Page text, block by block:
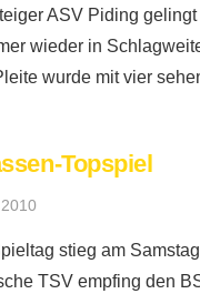
ASV Piding
wieder in
wurde mit vier
Topspiel
stieg am
TSV empfing den